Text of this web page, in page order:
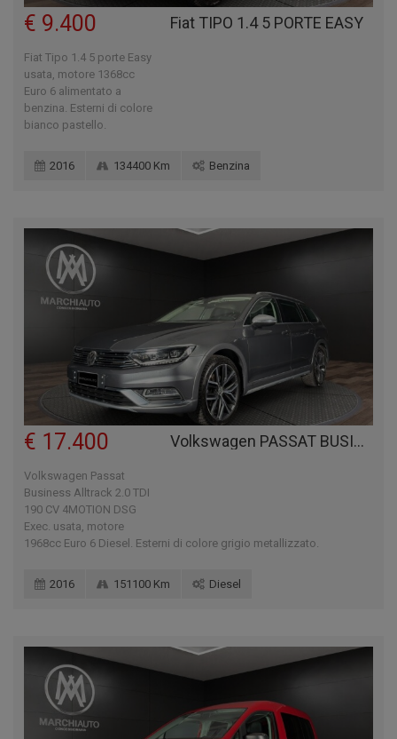
Fiat TIPO 1.4 5 PORTE EASY
€ 9.400
Fiat Tipo 1.4 5 porte Easy
usata, motore 1368cc
Euro 6 alimentato a
benzina. Esterni di colore
bianco pastello.
2016 134400 Km Benzina
Volkswagen PASSAT BUSINESS ALLTRACK 2.0 TDI 190 CV 4MOTION DSG EXEC.
€ 17.400
Volkswagen Passat
Business Alltrack 2.0 TDI
190 CV 4MOTION DSG
Exec. usata, motore
1968cc Euro 6 Diesel. Esterni di colore grigio metallizzato.
2016 151100 Km Diesel